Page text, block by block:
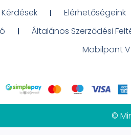
Elérhetőségeink
Általános Szerződési
Mobilpont
©